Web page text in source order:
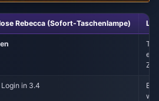
Rebecca (Sofort-Taschenlampe)
e
in 3.4